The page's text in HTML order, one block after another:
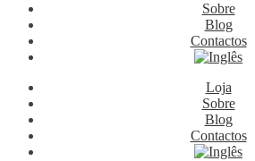
Sobre
Blog
Contactos
Loja
Sobre
Blog
Contactos